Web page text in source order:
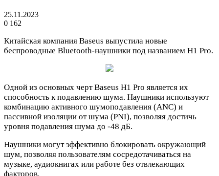
25.11.2023
0 162
Китайская компания Baseus выпустила новые
беспроводные Bluetooth-наушники под названием H1 Pro.
Одной из основных черт Baseus H1 Pro является их
способность к подавлению шума. Наушники используют
комбинацию активного шумоподавления (ANC) и
пассивной изоляции от шума (PNI), позволяя достичь
уровня подавления шума до -48 дБ.
Наушники могут эффективно блокировать окружающий
шум, позволяя пользователям сосредотачиваться на
музыке, аудиокнигах или работе без отвлекающих
факторов.